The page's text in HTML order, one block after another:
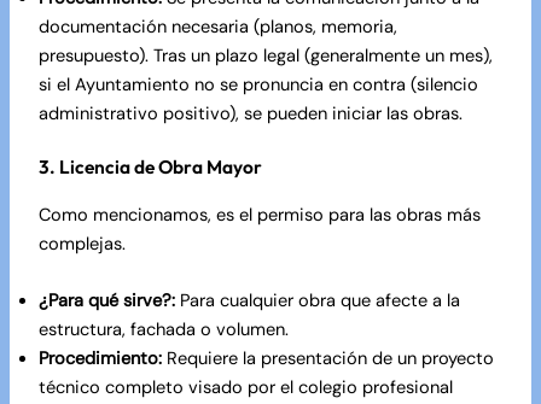
documentación necesaria (planos, memoria,
presupuesto). Tras un plazo legal (generalmente un mes),
si el Ayuntamiento no se pronuncia en contra (silencio
administrativo positivo), se pueden iniciar las obras.
3. Licencia de Obra Mayor
Como mencionamos, es el permiso para las obras más
complejas.
¿Para qué sirve?:Para cualquier obra que afecte a la
estructura, fachada o volumen.
Procedimiento:Requiere la presentación de un proyecto
técnico completo visado por el colegio profesional